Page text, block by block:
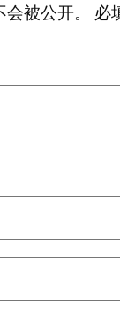
被公开。
必